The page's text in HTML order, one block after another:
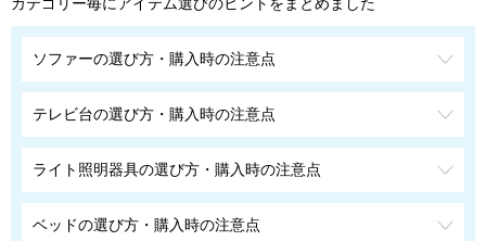
カテゴリー毎にアイテム選びのヒントをまとめました
ソファーの選び方・購入時の注意点
テレビ台の選び方・購入時の注意点
ライト照明器具の選び方・購入時の注意点
ベッドの選び方・購入時の注意点